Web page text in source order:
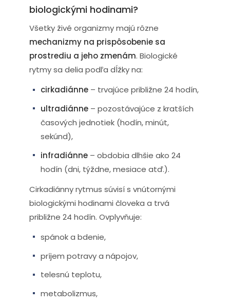
biologickými hodinami?
Všetky živé organizmy majú rôzne
mechanizmy na prispôsobenie sa
prostrediu a jeho zmenám. Biologické
rytmy sa delia podľa dĺžky na:
cirkadiánne – trvajúce približne 24 hodín,
ultradiánne – pozostávajúce z kratších
časových jednotiek (hodín, minút,
sekúnd),
infradiánne – obdobia dlhšie ako 24
hodín (dni, týždne, mesiace atď.).
Cirkadiánny rytmus súvisí s vnútornými
biologickými hodinami človeka a trvá
približne 24 hodín. Ovplyvňuje:
spánok a bdenie,
príjem potravy a nápojov,
telesnú teplotu,
metabolizmus,